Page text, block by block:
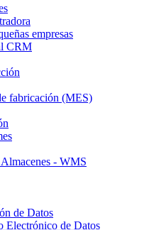
empresas
CRM
fabricación (MES)
- WMS
de Datos
Electrónico de Datos